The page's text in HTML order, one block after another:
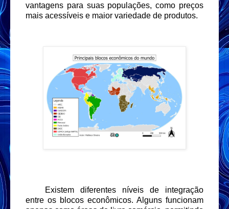
vantagens para suas populações, como preços
mais acessíveis e maior variedade de produtos.
Existem diferentes níveis de integração
entre os blocos econômicos. Alguns funcionam